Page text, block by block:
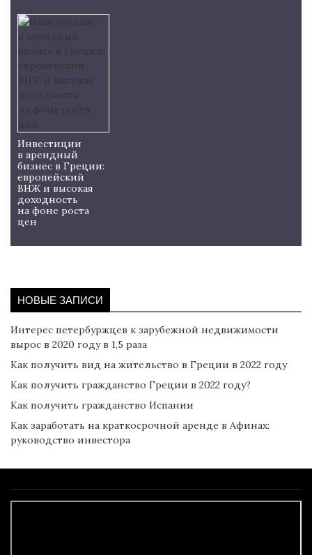
Инвестиции
в арендный
бизнес в Греции:
европейский
ВНЖ и высокая
доходность
на фоне роста
цен
НОВЫЕ ЗАПИСИ
Интерес петербуржцев к зарубежной недвижимости
вырос в 2020 году в 1,5 раза
Как получить вид на жительство в Греции в 2022 году
Как получить гражданство Греции в 2022 году?
Как получить гражданство Испании
Как заработать на краткосрочной аренде в Афинах:
руководство инвестора